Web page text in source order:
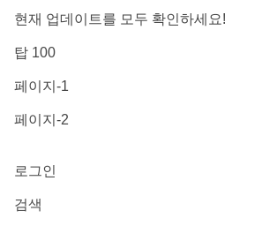
현재 업데이트를 모두 확인하세요!
탑 100
페이지-1
페이지-2
로그인
검색